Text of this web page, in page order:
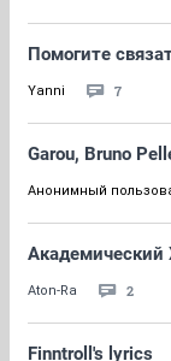
Помогите
Yanni 7
Garou, Bruno
Анонимный
Академический
Aton-Ra 2
Finntroll's lyrics